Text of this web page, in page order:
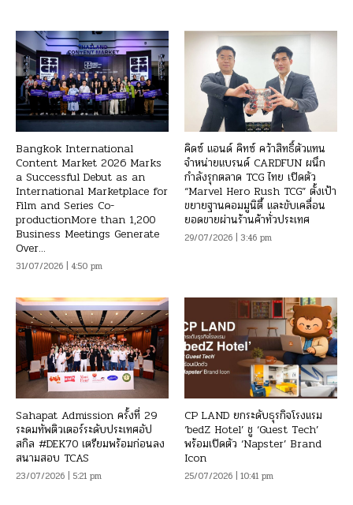
Bangkok International
Content Market 2026 Marks
a Successful Debut as an
International Marketplace for
Film and Series Co-
productionMore than 1,200
Business Meetings Generate
Over...
31/07/2026 | 4:50 pm
คิดซ์ แอนด์ คิทซ์ คว้าสิทธิ์ตัวแทน
จำหน่ายแบรนด์ CARDFUN ผนึก
กำลังรุกตลาด TCG ไทย เปิดตัว
“Marvel Hero Rush TCG” ตั้งเป้า
ขยายฐานคอมมูนิตี้ และขับเคลื่อน
ยอดขายผ่านร้านค้าทั่วประเทศ
29/07/2026 | 3:46 pm
Sahapat Admission ครั้งที่ 29
ระดมทัพติวเตอร์ระดับประเทศอัป
สกิล #DEK70 เตรียมพร้อมก่อนลง
สนามสอบ TCAS
23/07/2026 | 5:21 pm
CP LAND ยกระดับธุรกิจโรงแรม
‘bedZ Hotel’ ชู ‘Guest Tech’
พร้อมเปิดตัว ‘Napster’ Brand
Icon
25/07/2026 | 10:41 pm